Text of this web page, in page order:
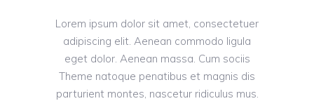
Lorem ipsum dolor sit amet, consectetuer
adipiscing elit. Aenean commodo ligula
eget dolor. Aenean massa. Cum sociis
Theme natoque penatibus et magnis dis
parturient montes, nascetur ridiculus mus.